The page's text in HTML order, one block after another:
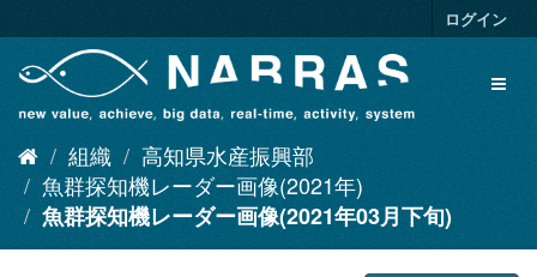
キ
ログイン
組織
高知県水産振興部
魚群探知機レーダー画像(2021年)
魚群探知機レーダー画像(2021年03月下旬)